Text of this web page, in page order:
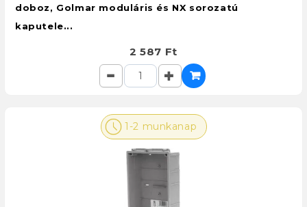
doboz, Golmar moduláris és NX sorozatú
kaputele...
2 587 Ft
1-2 munkanap